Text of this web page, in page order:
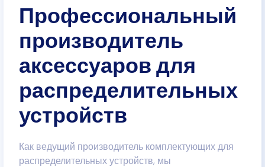
Профессиональный
производитель
аксессуаров для
распределительных
устройств
Как ведущий производитель комплектующих для
распределительных устройств, мы